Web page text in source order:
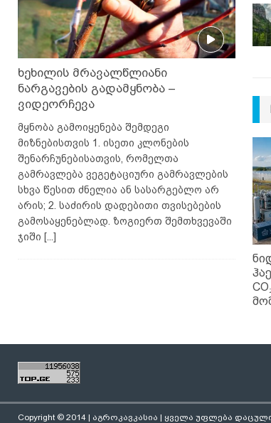
ხეხილის მრავალწლიანი
ნარგავების გადამყნობა –
ვიდეორჩევა
მყნობა გამოიყენება შემდეგი
მიზნებისთვის 1. ისეთი კლონების
შენარჩუნებისათვის, რომელთა
გამრავლება ვეგეტაციური გამრავლების
სხვა წესით ძნელია ან სასარგებლო არ
არის; 2. საძირის დადებითი თვისებების
გამოსაყენებლად. ზოგიერთ შემთხვევაში
ჯიში [...]
Copyright © 2014 | აგროკავკასია | ყველა უფლება